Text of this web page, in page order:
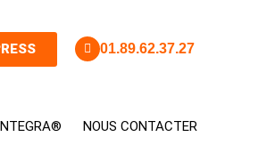
01.89.62.37.27
NOUS CONTACTER